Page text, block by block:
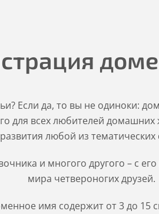
Если да, то вы не одиноки:
для всех любителей
развития любой из тематических
и многого другого – с
мира четвероногих друзей.
имя содержит от 3 до 15